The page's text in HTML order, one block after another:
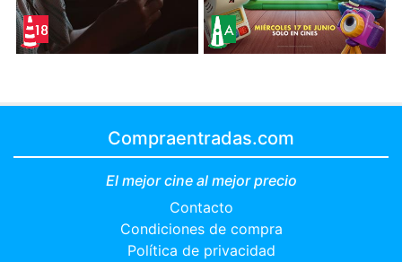
Compraentradas.com
El mejor cine al mejor precio
Contacto
Condiciones de compra
Política de privacidad